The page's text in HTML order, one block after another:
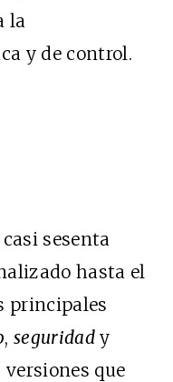
la
y de control.
sesenta
hasta el
principales
, seguridady
versiones que